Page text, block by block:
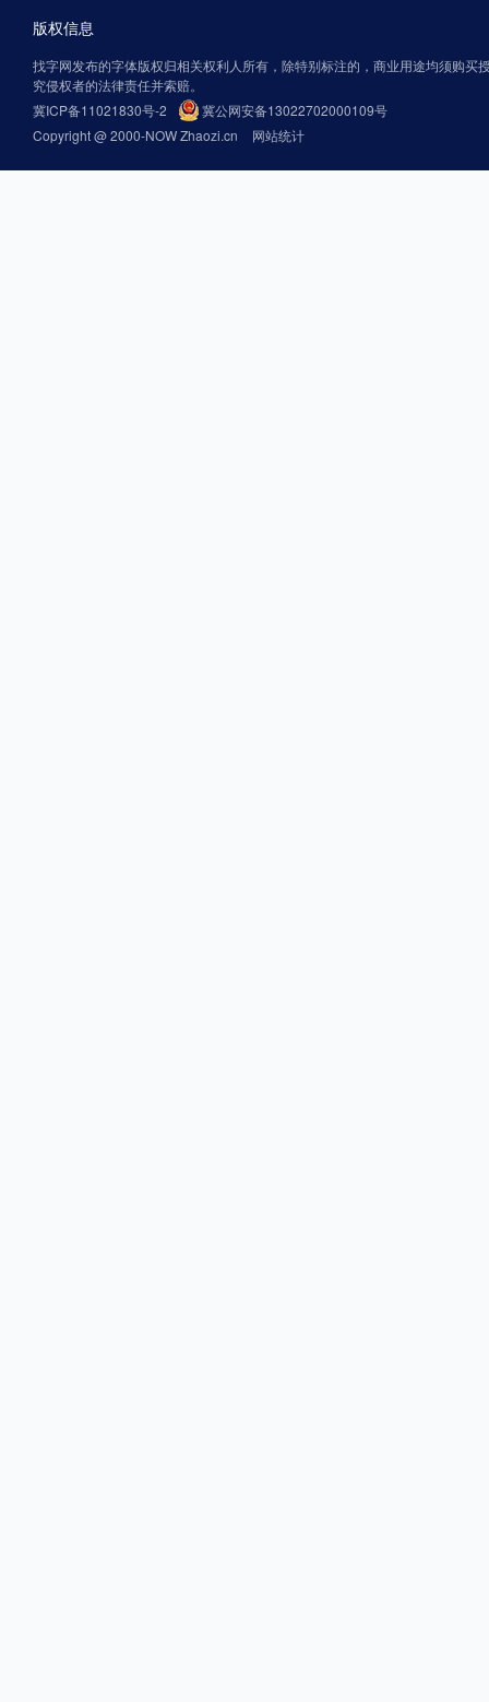
版权信息
找字网发布的字体版权归相关权利人所有，除特别标注的，商业用途均须购买
究侵权者的法律责任并索赔。
冀ICP备11021830号-2
冀公网安备13022702000109号
Copyright @ 2000-NOW Zhaozi.cn
网站统计